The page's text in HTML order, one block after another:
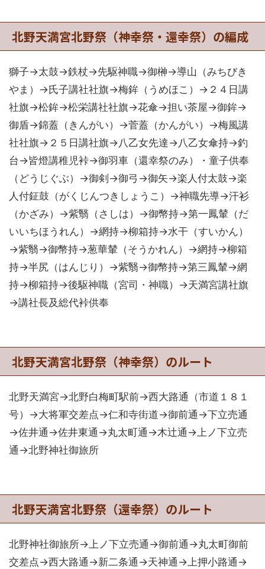
北野天満宮北野祭（神幸祭・還幸祭）の編成
獅子→太鼓→鉄杖→先駆神職→御榊→導山（みちびき
やま）→氏子講社社旗→梅鉾（うめほこ）→２４日講
社旗→松鉾→松栄講社社旗→花傘→担い茶屋→御鉾→
御盾→錦蓋（きんがい）→菅蓋（かんがい）→梅風講
社社旗→２５日講社旗→八乙女先達→八乙女傘持→釣
台→皆燈講稚児裃→御羽車（還幸祭のみ）・童子供奉
（どうじぐぶ）→御剣→御弓→御矢→楽人付太鼓→楽
人付鉦鼓（がくじんつきしょうこ）→神職先導→汗衫
（かざみ）→紫翳（さしは）→御幣持→第一鳳輦（だ
いいちほうれん）→網持→柳箱持→水干（すいかん）
→紫翳→御幣持→葱華輦（そうかれん）→網持→柳箱
持→半尻（はんじり）→紫翳→御幣持→第三鳳輦→網
持→柳箱持→後駆神職（宮司・神職）→天満宮講社旗
→講社長及総代裃供奉
北野天満宮北野祭（神幸祭）のルート
北野天満宮→北野白梅町駅前→西大路通（市道１８１
号）→大将軍交差点→仁和寺街道→御前通→下立売通
→佐井通→佐井東通→丸太町通→木辻通→上ノ下立売
通→北野神社御旅所
北野天満宮北野祭（還幸祭）のルート
北野神社御旅所→上ノ下立売通→御前通→丸太町御前
交差点→西大路通→新二条通→天神通→上押小路通→